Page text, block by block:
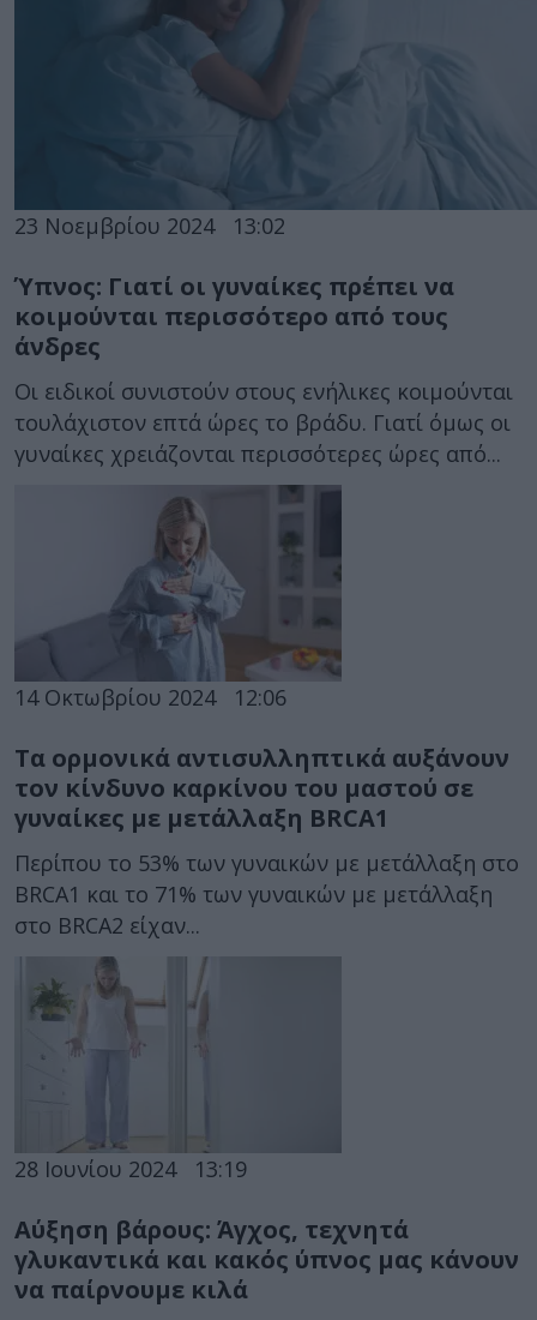
23 Νοεμβρίου 2024 13:02
Ύπνος: Γιατί οι γυναίκες πρέπει να
κοιμούνται περισσότερο από τους
άνδρες
Οι ειδικοί συνιστούν στους ενήλικες κοιμούνται
τουλάχιστον επτά ώρες το βράδυ. Γιατί όμως οι
γυναίκες χρειάζονται περισσότερες ώρες από...
14 Οκτωβρίου 2024 12:06
Τα ορμονικά αντισυλληπτικά αυξάνουν
τον κίνδυνο καρκίνου του μαστού σε
γυναίκες με μετάλλαξη BRCA1
Περίπου το 53% των γυναικών με μετάλλαξη στο
BRCA1 και το 71% των γυναικών με μετάλλαξη
στο BRCA2 είχαν...
28 Ιουνίου 2024 13:19
Αύξηση βάρους: Άγχος, τεχνητά
γλυκαντικά και κακός ύπνος μας κάνουν
να παίρνουμε κιλά